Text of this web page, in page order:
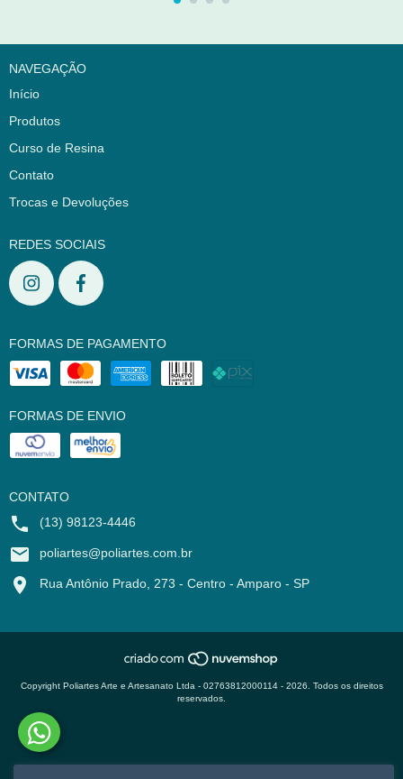
NAVEGAÇÃO
Início
Produtos
Curso de Resina
Contato
Trocas e Devoluções
REDES SOCIAIS
FORMAS DE PAGAMENTO
FORMAS DE ENVIO
CONTATO
(13) 98123-4446
poliartes@poliartes.com.br
Rua Antônio Prado, 273 - Centro - Amparo - SP
Copyright Poliartes Arte e Artesanato Ltda - 02763812000114 - 2026. Todos os direitos
reservados.